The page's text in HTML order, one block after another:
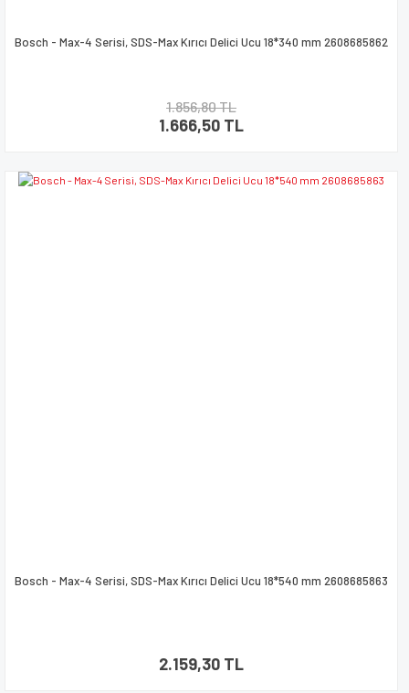
Bosch - Max-4 Serisi, SDS-Max Kırıcı Delici Ucu 18*340 mm 2608685862
1.856,80 TL
1.666,50 TL
Bosch - Max-4 Serisi, SDS-Max Kırıcı Delici Ucu 18*540 mm 2608685863
2.159,30 TL